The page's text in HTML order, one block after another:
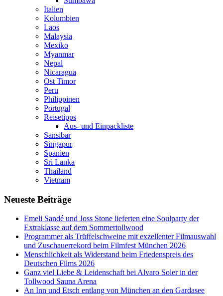
Italien
Kolumbien
Laos
Malaysia
Mexiko
Myanmar
Nepal
Nicaragua
Ost Timor
Peru
Philippinen
Portugal
Reisetipps
Aus- und Einpackliste
Sansibar
Singapur
Spanien
Sri Lanka
Thailand
Vietnam
Neueste Beiträge
Emeli Sandé und Joss Stone lieferten eine Soulparty der
Extraklasse auf dem Sommertollwood
Programmer als Trüffelschweine mit exzellenter Filmauswahl
und Zuschauerrekord beim Filmfest München 2026
Menschlichkeit als Widerstand beim Friedenspreis des
Deutschen Films 2026
Ganz viel Liebe & Leidenschaft bei Alvaro Soler in der
Tollwood Sauna Arena
An Inn und Etsch entlang von München an den Gardasee